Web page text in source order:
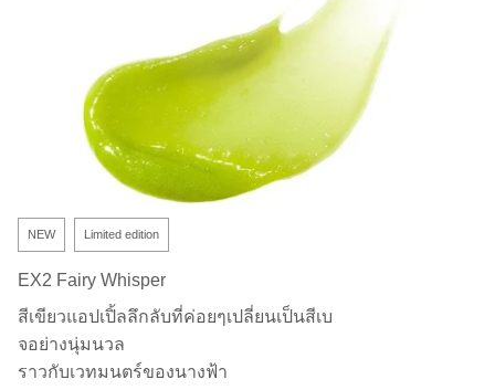
NEW Limited edition
EX2 Fairy Whisper
สีเขียวแอปเปิ้ลลึกลับที่ค่อยๆเปลี่ยนเป็นสีเบ
จอย่างนุ่มนวล
ราวกับเวทมนตร์ของนางฟ้า